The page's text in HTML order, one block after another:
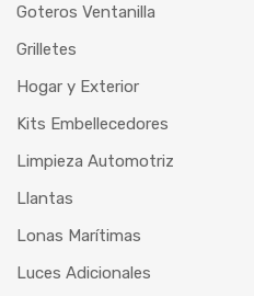
Goteros Ventanilla
Grilletes
Hogar y Exterior
Kits Embellecedores
Limpieza Automotriz
Llantas
Lonas Marítimas
Luces Adicionales